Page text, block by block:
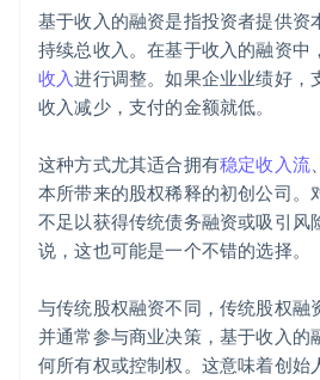
基于收入的融资是指投资者提供资
持续总收入。在基于收入的融资中
收入进行调整。如果企业业绩好，
收入减少，支付的金额就低。
这种方式尤其适合拥有稳定收入流
本所带来的股权稀释的初创公司。
不足以获得传统债务融资或吸引风
说，这也可能是一个不错的选择。
与传统股权融资不同，传统股权融
并通常参与商业决策，基于收入的
何所有权或控制权。这意味着创始